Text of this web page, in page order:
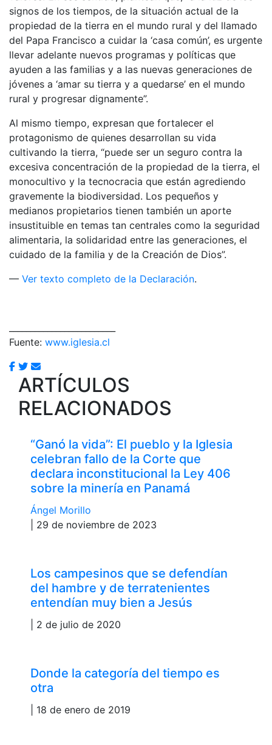
signos de los tiempos, de la situación actual de la
propiedad de la tierra en el mundo rural y del llamado
del Papa Francisco a cuidar la ‘casa común’, es urgente
llevar adelante nuevos programas y políticas que
ayuden a las familias y a las nuevas generaciones de
jóvenes a ‘amar su tierra y a quedarse’ en el mundo
rural y progresar dignamente”.
Al mismo tiempo, expresan que fortalecer el
protagonismo de quienes desarrollan su vida
cultivando la tierra, “puede ser un seguro contra la
excesiva concentración de la propiedad de la tierra, el
monocultivo y la tecnocracia que están agrediendo
gravemente la biodiversidad. Los pequeños y
medianos propietarios tienen también un aporte
insustituible en temas tan centrales como la seguridad
alimentaria, la solidaridad entre las generaciones, el
cuidado de la familia y de la Creación de Dios”.
— Ver texto completo de la Declaración.
Fuente: www.iglesia.cl
ARTÍCULOS
RELACIONADOS
“Ganó la vida”: El pueblo y la Iglesia
celebran fallo de la Corte que
declara inconstitucional la Ley 406
sobre la minería en Panamá
Ángel Morillo
| 29 de noviembre de 2023
Los campesinos que se defendían
del hambre y de terratenientes
entendían muy bien a Jesús
| 2 de julio de 2020
Donde la categoría del tiempo es
otra
| 18 de enero de 2019